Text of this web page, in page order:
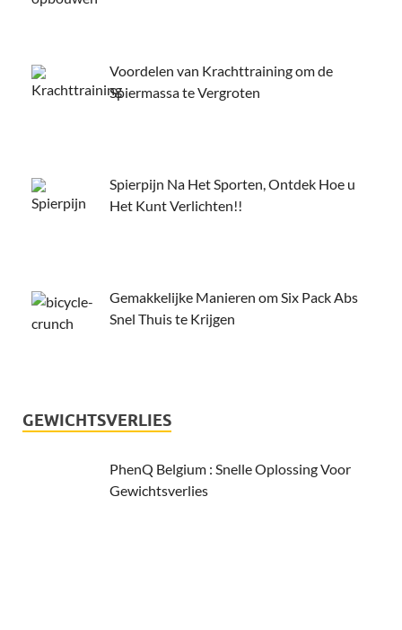
Voordelen van Krachttraining om de
Spiermassa te Vergroten
Spierpijn Na Het Sporten, Ontdek Hoe u
Het Kunt Verlichten!!
Gemakkelijke Manieren om Six Pack Abs
Snel Thuis te Krijgen
GEWICHTSVERLIES
PhenQ Belgium : Snelle Oplossing Voor
Gewichtsverlies